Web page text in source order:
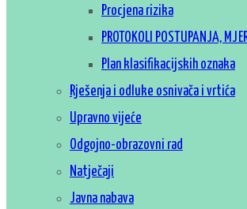
Procjena rizika
PROTOKOLI POSTUPANJA,
Plan klasifikacijskih oznaka
Rješenja i odluke osnivača i vrtića
Upravno vijeće
Odgojno-obrazovni rad
Natječaji
Javna nabava